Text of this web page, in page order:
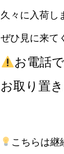
久々に入荷し
ぜひ見に来て
お電話
お取り置
こちらは継